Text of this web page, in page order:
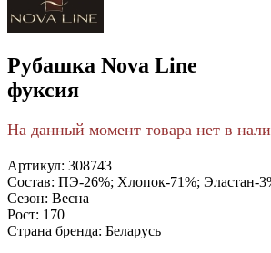
Рубашка Nova Line
фуксия
На данный момент товара нет в
Артикул: 308743
Состав: ПЭ-26%; Хлопок-71%; Эластан-
Сезон: Весна
Рост: 170
Страна бренда: Беларусь